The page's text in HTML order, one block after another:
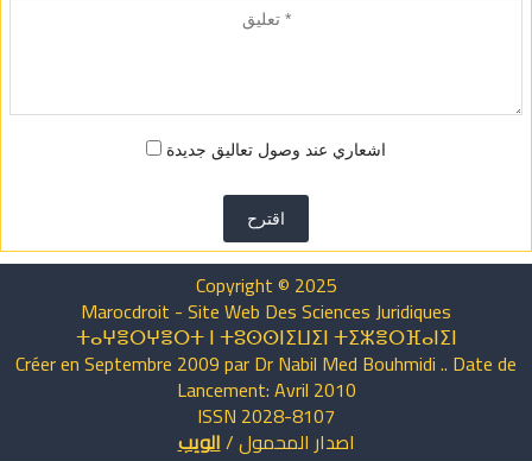
اشعاري عند وصول تعاليق جديدة
اقترح
Copyright © 2025
Marocdroit - Site Web Des Sciences Juridiques
ⵜⴰⵖⴻⵔⵖⴻⵔⵜ ⵏ ⵜⵓⵙⵙⵏⵉⵡⵉⵏ ⵜⵉⵣⴻⵔⴼⴰⵏⵉⵏ
Créer en Septembre 2009 par Dr Nabil Med Bouhmidi .. Date de
Lancement: Avril 2010
ISSN 2028-8107
اصدار المحمول/الويب